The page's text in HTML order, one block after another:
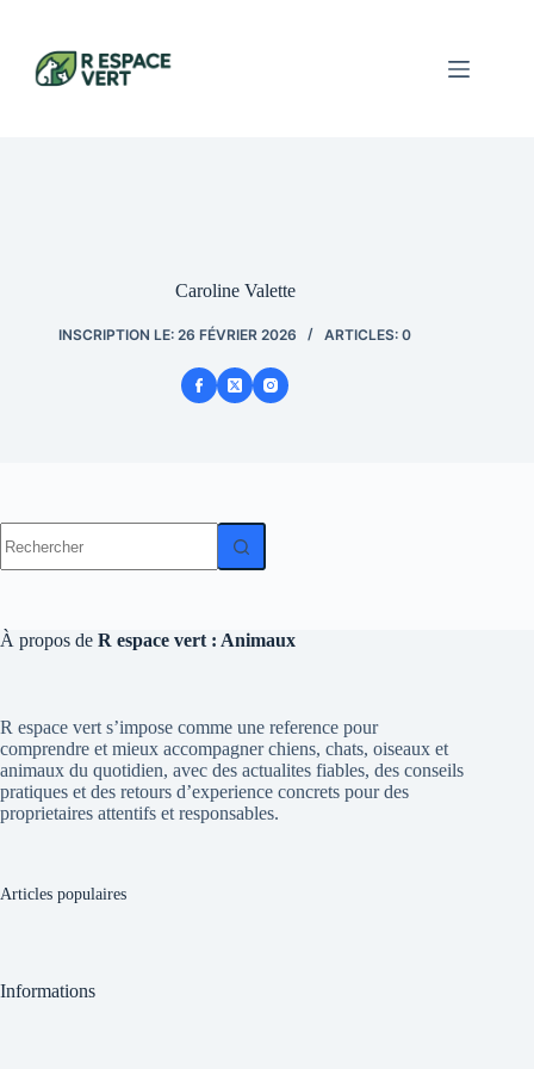
contenu
Caroline Valette
INSCRIPTION LE: 26 FÉVRIER 2026 ARTICLES: 0
résultat
À propos de R espace vert : Animaux
R espace vert s’impose comme une reference pour
comprendre et mieux accompagner chiens, chats, oiseaux et
animaux du quotidien, avec des actualites fiables, des conseils
pratiques et des retours d’experience concrets pour des
proprietaires attentifs et responsables.
Articles populaires
Informations